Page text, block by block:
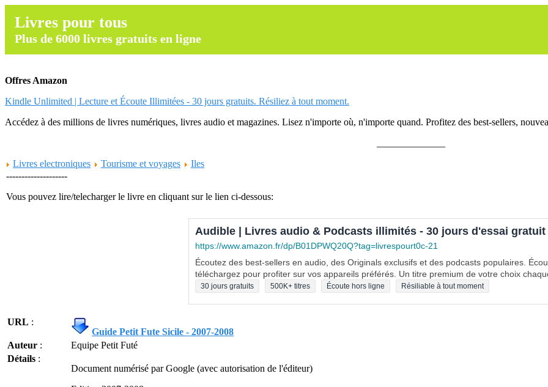
Livres pour tous
Plus de 6000 livres gratuits en ligne
Offres Amazon
Kindle Unlimited | Lecture et Écoute Illimitées - 30 jours gratuits. Résiliez à tout moment.
Accédez à des millions de livres numériques, livres audio et magazines. Lisez n'importe où, n'importe quand. Profitez des best-sellers,
Livres electroniques
Tourisme et voyages
Iles
--------------------
Vous pouvez lire/telecharger le livre en cliquant sur le lien ci-dessous:
Audible | Livres audio & Podcasts illimités - 30 jours d'essai gratuit
https://www.amazon.fr/dp/B01DPWQ20Q?tag=livrespourt0c-21
Écoutez des best-sellers en audio, des Originals exclusifs et des podcasts populaires.
téléchargez pour profiter sur vos appareils préférés. Un titre premium de votre choix
30 jours gratuits 500K+ titres Écoute hors ligne Résiliable à tout moment
URL :
Guide Petit Fute Sicile - 2007-2008
Auteur :
Equipe Petit Futé
Détails :
Document numérisé par Google (avec autorisation de l'éditeur)